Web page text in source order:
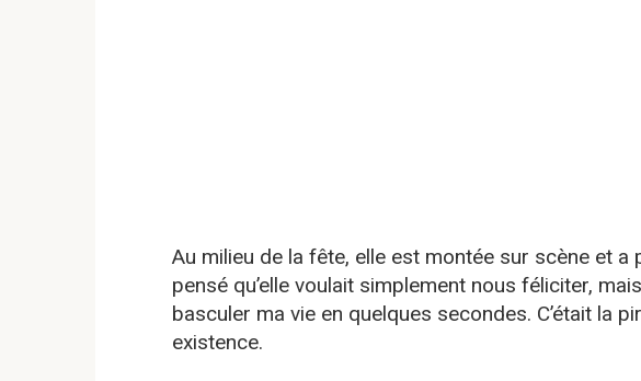
Au milieu de la fête, elle est montée sur scène et a
pensé qu’elle voulait simplement nous féliciter,
basculer ma vie en quelques secondes. C’était la
existence.